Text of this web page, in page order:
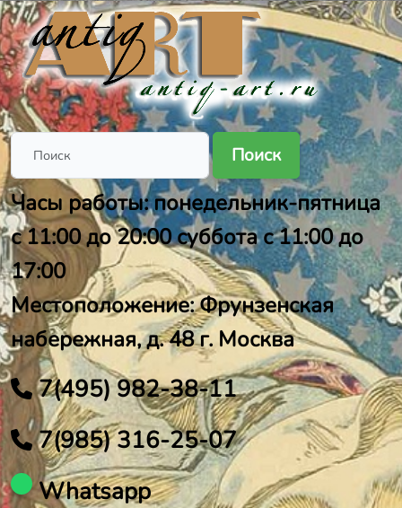
Поиск
Часы работы: понедельник-пятница
с 11:00 до 20:00 суббота с 11:00 до
17:00
Местоположение: Фрунзенская
набережная, д. 48 г. Москва
7(495) 982-38-11
7(985) 316-25-07
Whatsapp